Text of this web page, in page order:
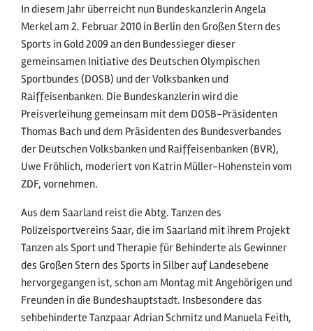
In diesem Jahr überreicht nun Bundeskanzlerin Angela
Merkel am 2. Februar 2010 in Berlin den Großen Stern des
Sports in Gold 2009 an den Bundessieger dieser
gemeinsamen Initiative des Deutschen Olympischen
Sportbundes (DOSB) und der Volksbanken und
Raiffeisenbanken. Die Bundeskanzlerin wird die
Preisverleihung gemeinsam mit dem DOSB-Präsidenten
Thomas Bach und dem Präsidenten des Bundesverbandes
der Deutschen Volksbanken und Raiffeisenbanken (BVR),
Uwe Fröhlich, moderiert von Katrin Müller-Hohenstein vom
ZDF, vornehmen.
Aus dem Saarland reist die Abtg. Tanzen des
Polizeisportvereins Saar, die im Saarland mit ihrem Projekt
Tanzen als Sport und Therapie für Behinderte als Gewinner
des Großen Stern des Sports in Silber auf Landesebene
hervorgegangen ist, schon am Montag mit Angehörigen und
Freunden in die Bundeshauptstadt. Insbesondere das
sehbehinderte Tanzpaar Adrian Schmitz und Manuela Feith,